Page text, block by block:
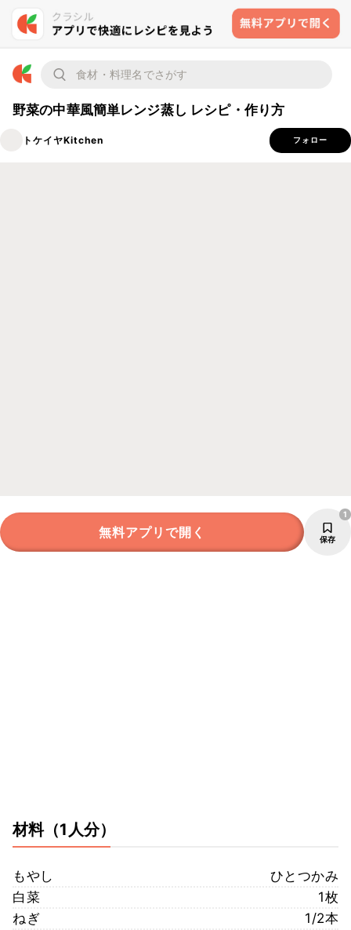
野菜の中華風簡単レンジ蒸し レシピ・作り方
トケイヤKitchen フォロー
無料アプリで開く 保存
1
材料（1人分）
もやし
ひとつかみ
白菜
1枚
ねぎ
1/2本